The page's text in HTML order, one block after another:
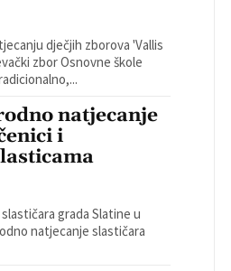
dječjih zborova 'Vallis
zbor Osnovne škole
zlatnu nagradu. Ovo tradicionalno,...
natjecanje
i
grada Slatine u
natjecanje slastičara